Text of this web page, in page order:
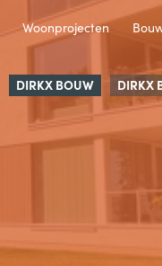
Woonprojecten
DIRKX BOUW
DIRKX